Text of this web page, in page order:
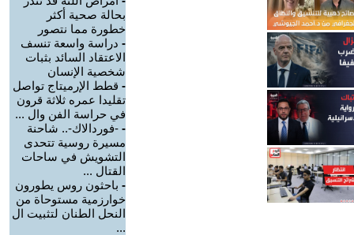
بحالة صحية أكثر
خطورة مما نتصور
- دراسة واسعة تنسف
الاعتقاد السائد بثبات
شخصية الإنسان
- قطط الإرميتاج تواصل
تقليدا عمره ثلاثة قرون
في حراسة الفن وال ...
- -فوردالاك-.. شاحنة
مسيرة روسية تتحدى
التشويش في ساحات
القتال ...
- باحثون روس يطورون
خوارزمية مستوحاة من
النحل الطنان لتثبيت ال
...